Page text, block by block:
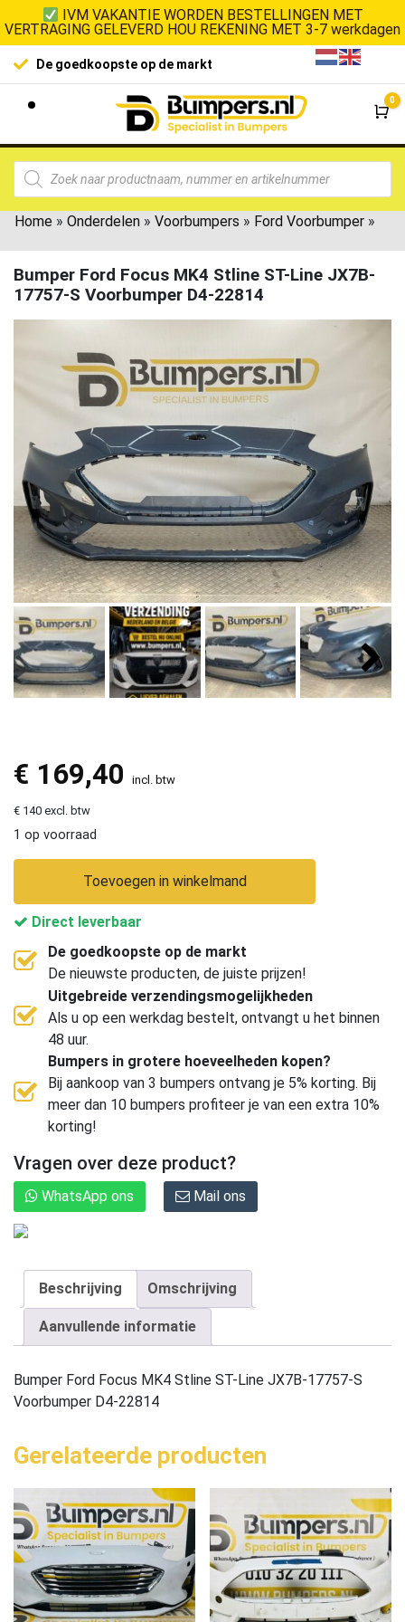
IVM VAKANTIE WORDEN BESTELLINGEN MET
VERTRAGING GELEVERD HOU REKENING MET 3-7 werkdagen
De goedkoopste op de markt
0
Home » Onderdelen » Voorbumpers » Ford Voorbumper »
Bumper Ford Focus MK4 Stline ST-Line JX7B-
17757-S Voorbumper D4-22814
€ 169,40 incl. btw
€ 140 excl. btw
1 op voorraad
Toevoegen in winkelmand
Direct leverbaar
De goedkoopste op de markt
De nieuwste producten, de juiste prijzen!
Uitgebreide verzendingsmogelijkheden
Als u op een werkdag bestelt, ontvangt u het binnen
48 uur.
Bumpers in grotere hoeveelheden kopen?
Bij aankoop van 3 bumpers ontvang je 5% korting. Bij
meer dan 10 bumpers profiteer je van een extra 10%
korting!
Vragen over deze product?
WhatsApp ons Mail ons
Beschrijving Omschrijving
Aanvullende informatie
Bumper Ford Focus MK4 Stline ST-Line JX7B-17757-S
Voorbumper D4-22814
Gerelateerde producten